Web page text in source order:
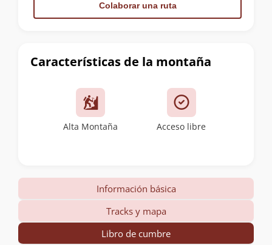
Características de la montaña
Alta Montaña Acceso libre
Colaborar una ruta
Información básica
Tracks y mapa
Libro de cumbre